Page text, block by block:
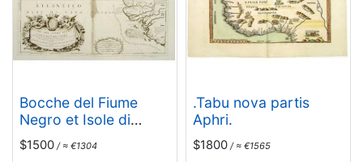
Bocche del Fiume
Negro et Isole di
Capo Verde.
$1500 / ≈ €1304
.Tabu nova partis
Aphri.
$1800 / ≈ €1565